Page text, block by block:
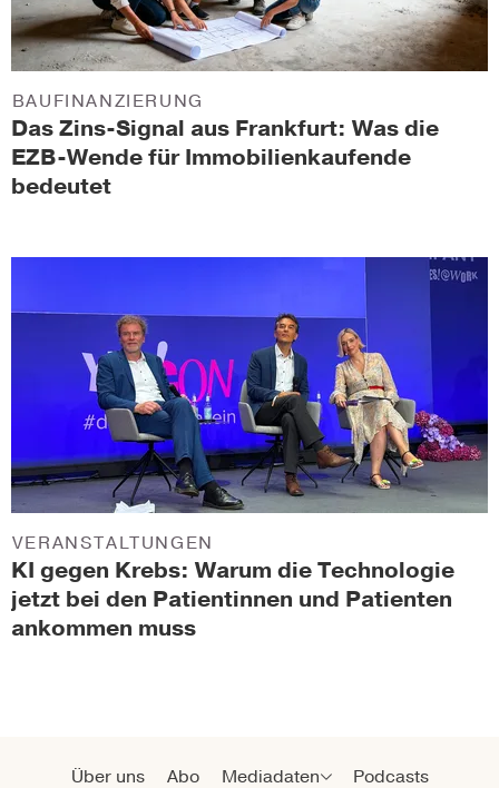
Das Zins-Signal aus Frankfurt: Was die
EZB-Wende für Immobilienkaufende
bedeutet
BAUFINANZIERUNG
KI gegen Krebs: Warum die Technologie
jetzt bei den Patientinnen und Patienten
ankommen muss
VERANSTALTUNGEN
Über uns Abo Mediadaten Podcasts